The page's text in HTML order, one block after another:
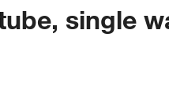
single